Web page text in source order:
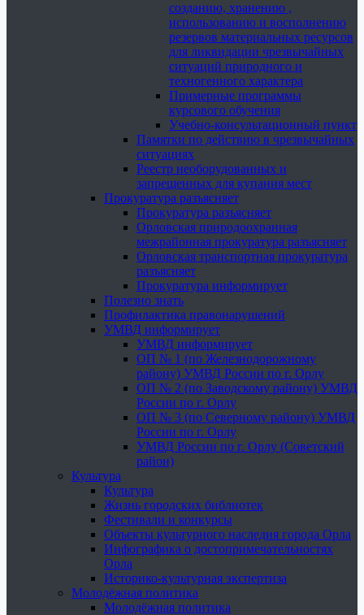
созданию, хранению ,
использованию и восполнению
резервов материальных ресурсов
для ликвидации чрезвычайных
ситуаций природного и
техногенного характера
Примерные программы
курсового обучения
Учебно-консультационный пункт
Памятки по действию в чрезвычайных
ситуациях
Реестр необорудованных и
запрещенных для купания мест
Прокуратура разъясняет
Прокуратура разъясняет
Орловская природоохранная
межрайонная прокуратура разъясняет
Орловская транспортная прокуратура
разъясняет
Прокуратура информирует
Полезно знать
Профилактика правонарушений
УМВД информирует
УМВД информирует
ОП № 1 (по Железнодорожному
району) УМВД России по г. Орлу
ОП № 2 (по Заводскому району) УМВД
России по г. Орлу
ОП № 3 (по Северному району) УМВД
России по г. Орлу
УМВД России по г. Орлу (Советский
район)
Культура
Культура
Жизнь городских библиотек
Фестивали и конкурсы
Объекты культурного наследия города Орла
Инфографика о достопримечательностях
Орла
Историко-культурная экспертиза
Молодёжная политика
Молодёжная политика